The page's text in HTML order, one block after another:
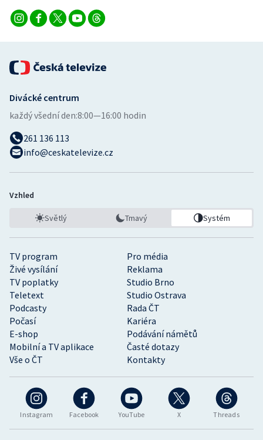
Plážový volejbal
Ragby
Rychlobruslení
Rychlostní kanoistika
Sportovní střelba
Triatlon
Veslování
Vodní slalom
Volejbal
Ostatní
Instagram Facebook YouTube X Threads
TV program
Pro média
Živé vysílání
Reklama
TV poplatky
Studio Brno
Teletext
Studio Ostrava
Podcasty
Rada ČT
Počasí
Kariéra
E-shop
Podávání námětů
Mobilní a TV aplikace
Časté dotazy
Vše o ČT
Kontakty
Divácké centrum
každý všední den:8:00—16:00 hodin
261 136 113
info@ceskatelevize.cz
Vzhled
Světlý Tmavý Systém